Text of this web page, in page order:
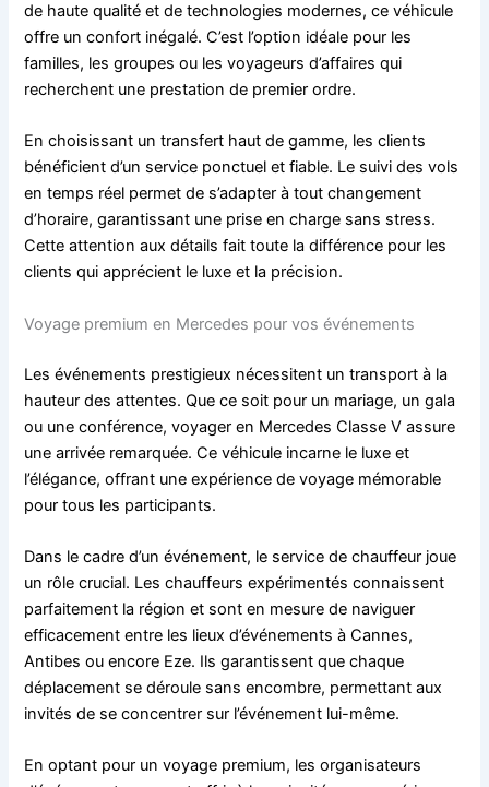
de haute qualité et de technologies modernes, ce véhicule
offre un confort inégalé. C’est l’option idéale pour les
familles, les groupes ou les voyageurs d’affaires qui
recherchent une prestation de premier ordre.
En choisissant un transfert haut de gamme, les clients
bénéficient d’un service ponctuel et fiable. Le suivi des vols
en temps réel permet de s’adapter à tout changement
d’horaire, garantissant une prise en charge sans stress.
Cette attention aux détails fait toute la différence pour les
clients qui apprécient le luxe et la précision.
Voyage premium en Mercedes pour vos événements
Les événements prestigieux nécessitent un transport à la
hauteur des attentes. Que ce soit pour un mariage, un gala
ou une conférence, voyager en Mercedes Classe V assure
une arrivée remarquée. Ce véhicule incarne le luxe et
l’élégance, offrant une expérience de voyage mémorable
pour tous les participants.
Dans le cadre d’un événement, le service de chauffeur joue
un rôle crucial. Les chauffeurs expérimentés connaissent
parfaitement la région et sont en mesure de naviguer
efficacement entre les lieux d’événements à Cannes,
Antibes ou encore Eze. Ils garantissent que chaque
déplacement se déroule sans encombre, permettant aux
invités de se concentrer sur l’événement lui-même.
En optant pour un voyage premium, les organisateurs